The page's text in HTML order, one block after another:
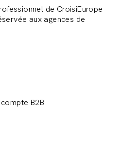
de CroisiEurope
aux agences de
B2B